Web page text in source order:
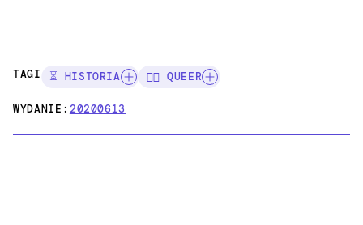
TAGI: ⏳ HISTORIA 🏳️‍🌈 QUEER
WYDANIE:20200613